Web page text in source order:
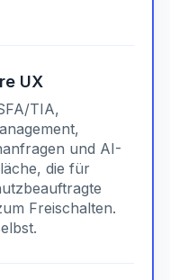
UX
TIA,
und AI-
die für
Freischalten.